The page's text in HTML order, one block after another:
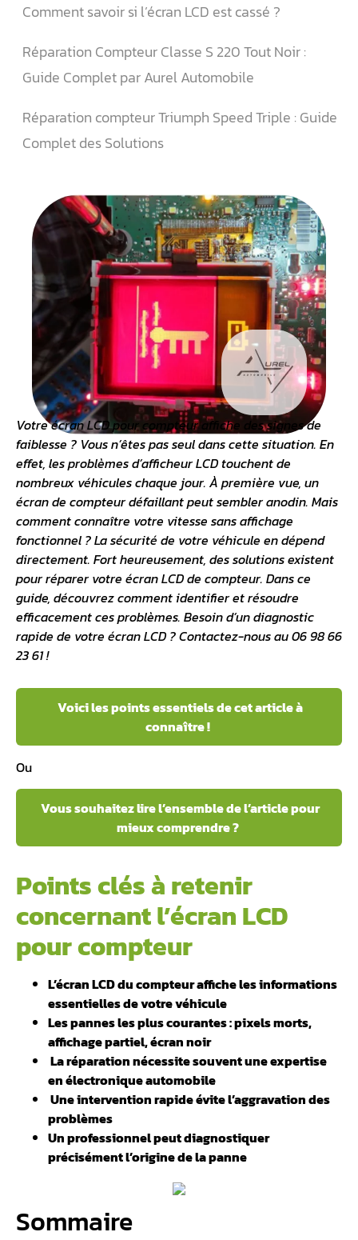
Comment savoir si l’écran LCD est cassé ?
Réparation Compteur Classe S 220 Tout Noir :
Guide Complet par Aurel Automobile
Réparation compteur Triumph Speed Triple : Guide
Complet des Solutions
Votre écran LCD pour compteur affiche des signes de
faiblesse ? Vous n’êtes pas seul dans cette situation. En
effet, les problèmes d’afficheur LCD touchent de
nombreux véhicules chaque jour. À première vue, un
écran de compteur défaillant peut sembler anodin. Mais
comment connaître votre vitesse sans affichage
fonctionnel ? La sécurité de votre véhicule en dépend
directement. Fort heureusement, des solutions existent
pour réparer votre écran LCD de compteur. Dans ce
guide, découvrez comment identifier et résoudre
efficacement ces problèmes. Besoin d’un diagnostic
rapide de votre écran LCD ? Contactez-nous au 06 98 66
23 61 !
Voici les points essentiels de cet article à
connaître !
Ou
Vous souhaitez lire l’ensemble de l’article pour
mieux comprendre ?
Points clés à retenir
concernant l’écran LCD
pour compteur
L’écran LCD du compteur affiche les informations
essentielles de votre véhicule
Les pannes les plus courantes : pixels morts,
affichage partiel, écran noir
️ La réparation nécessite souvent une expertise
en électronique automobile
️ Une intervention rapide évite l’aggravation des
problèmes
Un professionnel peut diagnostiquer
précisément l’origine de la panne
Sommaire